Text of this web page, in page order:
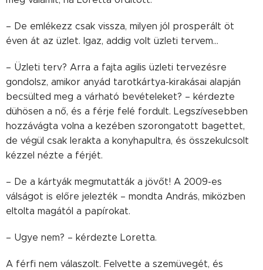
– De emlékezz csak vissza, milyen jól prosperált öt
éven át az üzlet. Igaz, addig volt üzleti tervem…
– Üzleti terv? Arra a fajta agilis üzleti tervezésre
gondolsz, amikor anyád tarotkártya-kirakásai alapján
becsülted meg a várható bevételeket? – kérdezte
dühösen a nő, és a férje felé fordult. Legszívesebben
hozzávágta volna a kezében szorongatott bagettet,
de végül csak lerakta a konyhapultra, és összekulcsolt
kézzel nézte a férjét.
– De a kártyák megmutatták a jövőt! A 2009-es
válságot is előre jelezték – mondta András, miközben
eltolta magától a papírokat.
– Ugye nem? – kérdezte Loretta.
A férfi nem válaszolt. Felvette a szemüvegét, és